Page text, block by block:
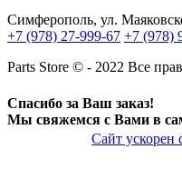
Симферополь, ул.
+7 (978) 27-999-67 +7 (978)
Parts Store © - 2022 Все
Спасибо за Ваш заказ!
Мы свяжемся с Вами в
Сайт